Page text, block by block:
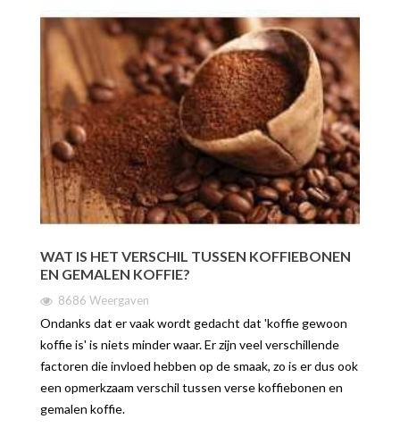
WAT IS HET VERSCHIL TUSSEN KOFFIEBONEN
EN GEMALEN KOFFIE?
8686 Weergaven
Ondanks dat er vaak wordt gedacht dat 'koffie gewoon
koffie is' is niets minder waar. Er zijn veel verschillende
factoren die invloed hebben op de smaak, zo is er dus ook
een opmerkzaam verschil tussen verse koffiebonen en
gemalen koffie.